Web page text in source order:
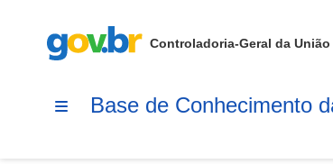
Controladoria-Geral da União
Base de Conhecimento